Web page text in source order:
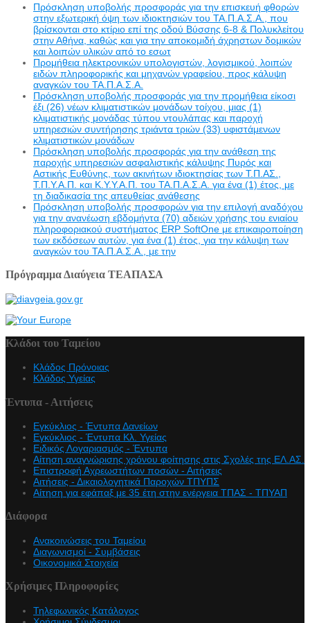
Πρόσκληση υποβολής προσφοράς για την επισκευή φθορών
στην εξωτερική όψη των ιδιοκτησιών του ΤΑ.Π.Α.Σ.Α., που
βρίσκονται στο κτίριο επί της οδού Βύσσης 6-8 & Πολυκλείτου
στην Αθήνα, καθώς και για την αποκομιδή άχρηστων δομικών
και λοιπών υλικών από το εσωτ
Προμήθεια ηλεκτρονικών υπολογιστών, λογισμικού, λοιπών
ειδών πληροφορικής και μηχανών γραφείου, προς κάλυψη
αναγκών του ΤΑ.Π.Α.Σ.Α.
Πρόσκληση υποβολής προσφοράς για την προμήθεια είκοσι
έξι (26) νέων κλιματιστικών μονάδων τοίχου, μιας (1)
κλιματιστικής μονάδας τύπου ντουλάπας και παροχή
υπηρεσιών συντήρησης τριάντα τριών (33) υφιστάμενων
κλιματιστικών μονάδων
Πρόσκληση υποβολής προσφοράς για την ανάθεση της
παροχής υπηρεσιών ασφαλιστικής κάλυψης Πυρός και
Αστικής Ευθύνης, των ακινήτων ιδιοκτησίας των Τ.Π.ΑΣ.,
Τ.Π.Υ.Α.Π. και Κ.Υ.Υ.Α.Π. του ΤΑ.Π.Α.Σ.Α. για ένα (1) έτος, με
τη διαδικασία της απευθείας ανάθεσης
Πρόσκληση υποβολής προσφορών για την επιλογή αναδόχου
για την ανανέωση εβδομήντα (70) αδειών χρήσης του ενιαίου
πληροφοριακού συστήματος ERP SoftOne με επικαιροποίηση
των εκδόσεων αυτών, για ένα (1) έτος, για την κάλυψη των
αναγκών του ΤΑ.Π.Α.Σ.Α., με την
Πρόγραμμα Διαύγεια ΤΕΑΠΑΣΑ
Κλάδοι του Ταμείου
Κλάδος Πρόνοιας
Κλάδος Υγείας
Έντυπα - Αιτήσεις
Εγκύκλιος - Έντυπα Δανείων
Εγκύκλιος - Έντυπα Κλ. Υγείας
Eιδικός Λογαριασμός - Έντυπα
Αίτηση αναγνώρισης χρόνου φοίτησης στις Σχολές της ΕΛ.ΑΣ.
Επιστροφή Αχρεωστήτων ποσών - Αιτήσεις
Αιτήσεις - Δικαιολογητικά Παροχών ΤΠΥΠΣ
Αίτηση για εφάπαξ με 35 έτη στην ενέργεια ΤΠΑΣ - ΤΠΥΑΠ
Διάφορα
Ανακοινώσεις του Ταμείου
Διαγωνισμοί - Συμβάσεις
Οικονομικά Στοιχεία
Χρήσιμες Πληροφορίες
Τηλεφωνικός Κατάλογος